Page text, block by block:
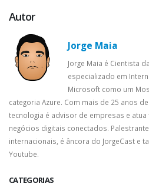
CATEGORIAS
Autor
Jorge Maia
Jorge Maia é Cientista
especializado em
Microsoft como um
categoria Azure. Com mais de 25 anos
tecnologia é advisor de empresas e
negócios digitais conectados.
internacionais, é âncora do JorgeCast e
Youtube.